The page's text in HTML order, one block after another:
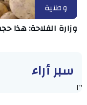
وطنية
وزارة الفلاحة: هذا
سبر أراء
"]